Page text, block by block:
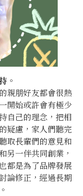
。
親朋好友都會很熱
開始或許會有極少
自己的理念，把相
疑慮，家人們聽完
取長輩們的意見和
另一伴共同創業，
都是為了品牌發展
論修正，經過長期